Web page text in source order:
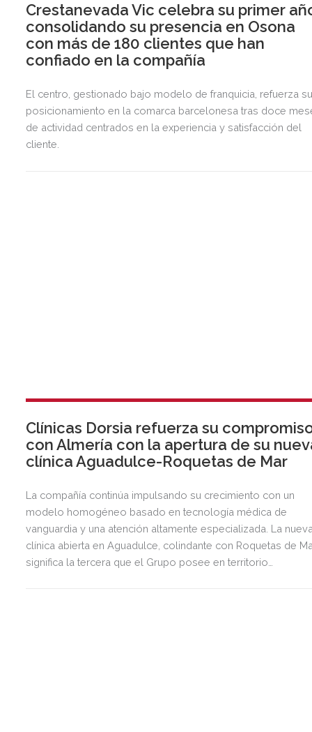
Crestanevada Vic celebra su primer
consolidando su presencia en Osona
con más de 180 clientes que han
confiado en la compañía
El centro, gestionado bajo modelo de franquicia, refuerza
posicionamiento en la comarca barcelonesa tras doce
de actividad centrados en la experiencia y satisfacción del
cliente.
Clínicas Dorsia refuerza su
con Almería con la apertura de su
clínica Aguadulce-Roquetas de Mar
La compañía continúa impulsando su crecimiento con un
modelo homogéneo basado en tecnología médica de
vanguardia y una atención altamente especializada. La
clínica abierta en Aguadulce, colindante con Roquetas de
significa la tercera que el Grupo posee en territorio